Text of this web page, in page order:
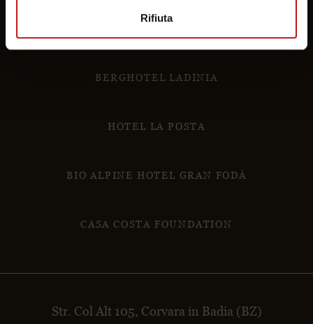
Rifiuta
BERGHOTEL LADINIA
HOTEL LA POSTA
BIO ALPINE HOTEL GRAN FODÀ
CASA COSTA FOUNDATION
Str. Col Alt 105, Corvara in Badia (BZ)